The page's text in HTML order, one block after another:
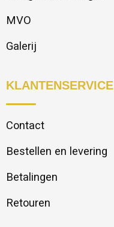
MVO
Galerij
KLANTENSERVICE
Contact
Bestellen en levering
Betalingen
Retouren